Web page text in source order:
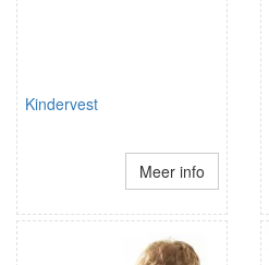
Kindervest
Meer info